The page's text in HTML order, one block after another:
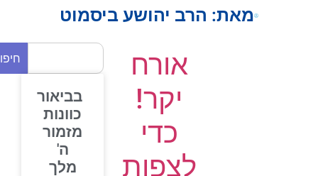
מאת:הרב יהושע ביסמוט
אורח
יקר!
כדי
לצפות
חיפוש
בביאור
כוונות
מזמור
מלך